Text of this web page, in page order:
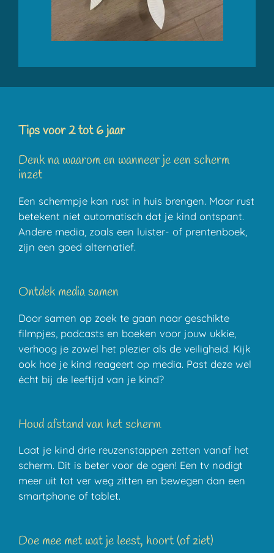
Tips voor 2 tot 6 jaar
Denk na waarom en wanneer je een scherm
inzet
Een schermpje kan rust in huis brengen. Maar rust
betekent niet automatisch dat je kind ontspant.
Andere media, zoals een luister- of prentenboek,
zijn een goed alternatief.
Ontdek media samen
Door samen op zoek te gaan naar geschikte
filmpjes, podcasts en boeken voor jouw ukkie,
verhoog je zowel het plezier als de veiligheid. Kijk
ook hoe je kind reageert op media. Past deze wel
écht bij de leeftijd van je kind?
Houd afstand van het scherm
Laat je kind drie reuzenstappen zetten vanaf het
scherm. Dit is beter voor de ogen! Een tv nodigt
meer uit tot ver weg zitten en bewegen dan een
smartphone of tablet.
Doe mee met wat je leest, hoort (of ziet)